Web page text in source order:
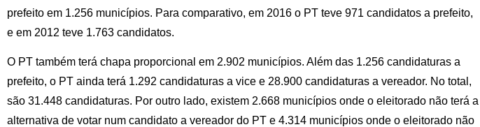
prefeito em 1.256 municípios. Para comparativo, em 2016 o PT teve 971 candidatos a prefeito,
e em 2012 teve 1.763 candidatos.
O PT também terá chapa proporcional em 2.902 municípios. Além das 1.256 candidaturas a
prefeito, o PT ainda terá 1.292 candidaturas a vice e 28.900 candidaturas a vereador. No total,
são 31.448 candidaturas. Por outro lado, existem 2.668 municípios onde o eleitorado não terá a
alternativa de votar num candidato a vereador do PT e 4.314 municípios onde o eleitorado não